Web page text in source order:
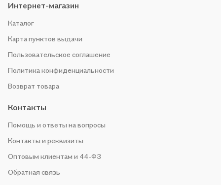
Интернет-магазин
Каталог
Карта пунктов выдачи
Пользовательское соглашение
Политика конфиденциальности
Возврат товара
Контакты
Помощь и ответы на вопросы
Контакты и реквизиты
Оптовым клиентам и 44-ФЗ
Обратная связь